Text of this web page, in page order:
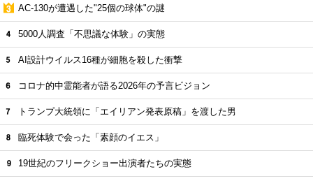
AC-130が遭遇した"25個の球体"の謎
5000人調査「不思議な体験」の実態
AI設計ウイルス16種が細胞を殺した衝撃
コロナ的中霊能者が語る2026年の予言ビジョン
トランプ大統領に「エイリアン発表原稿」を渡した男
臨死体験で会った「素顔のイエス」
19世紀のフリークショー出演者たちの実態